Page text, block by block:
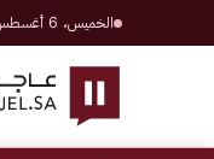
الخميس، 6 أغسطس 2026 · 23 صفر 1448 هـ